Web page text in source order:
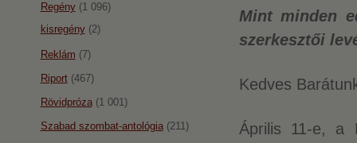
Mint minden
szerkesztői
Kedves
Április 11-e, a
Regény(1 096)
kisregény(2)
Reklám (7)
Riport(467)
Rövidpróza(1 001)
Szabad szombat-antológia(211)